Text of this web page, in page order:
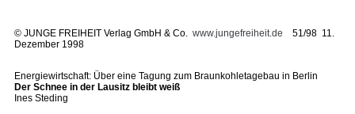
© JUNGE FREIHEIT Verlag GmbH & Co. www.jungefreiheit.de 51/98 11.
Dezember 1998
Energiewirtschaft: Über eine Tagung zum Braunkohletagebau in Berlin
Der Schnee in der Lausitz bleibt weiß
Ines Steding